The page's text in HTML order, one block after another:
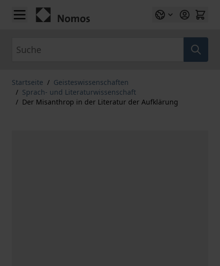
Zum Inhalt springen
Startseite / Geisteswissenschaften
/ Sprach- und Literaturwissenschaft
/ Der Misanthrop in der Literatur der Aufklärung